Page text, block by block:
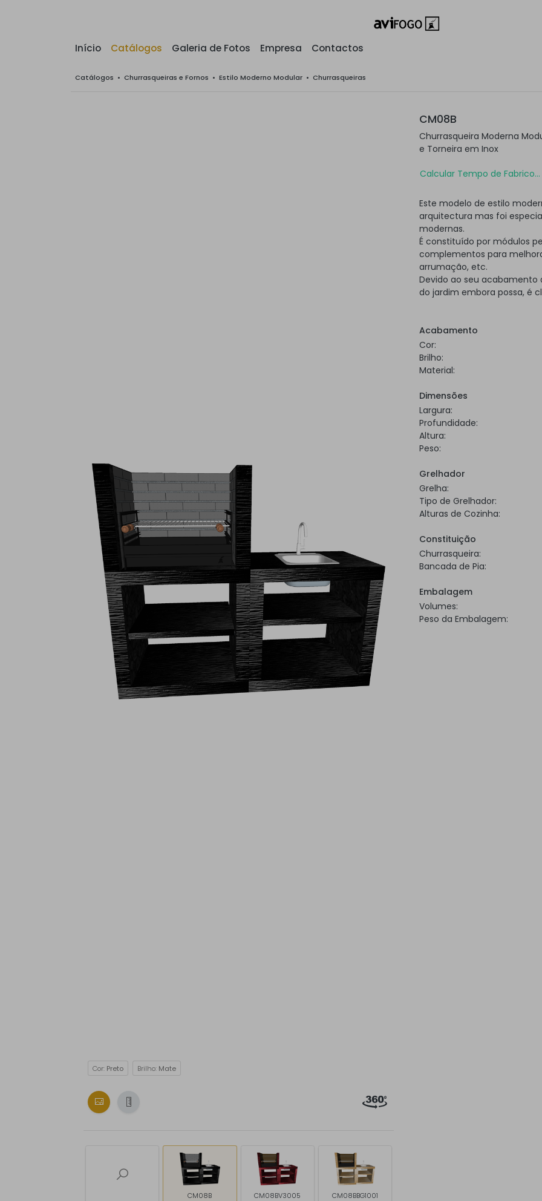
Início Catálogos Galeria de Fotos Empresa Contactos
Catálogos • Churrasqueiras e Fornos • Estilo Moderno Modular • Churrasqueiras
Cor: Preto Brilho: Mate
CM08B CM08BV3005 CM08BBG1001
CM08B
Churrasqueira Moderna
e Torneira em Inox
Calcular Tempo de Fabrico...
Este modelo de estilo
arquitectura mas foi
modernas.
É constituído por módulos
complementos para
arrumação, etc.
Devido ao seu acabamento
do jardim embora possa, é
Acabamento
Cor:
Brilho:
Material:
Dimensões
Largura:
Profundidade:
Altura:
Peso:
Grelhador
Grelha:
Tipo de Grelhador:
Alturas de Cozinha:
Constituição
Churrasqueira:
Bancada de Pia:
Embalagem
Volumes:
Peso da Embalagem: